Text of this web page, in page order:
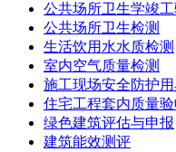
公共场所卫生学竣
公共场所卫生检测
生活饮用水水质检测
室内空气质量检测
施工现场安全防护用
住宅工程套内质量验
绿色建筑评估与申报
建筑能效测评